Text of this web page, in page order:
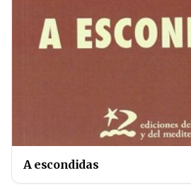
A escondidas